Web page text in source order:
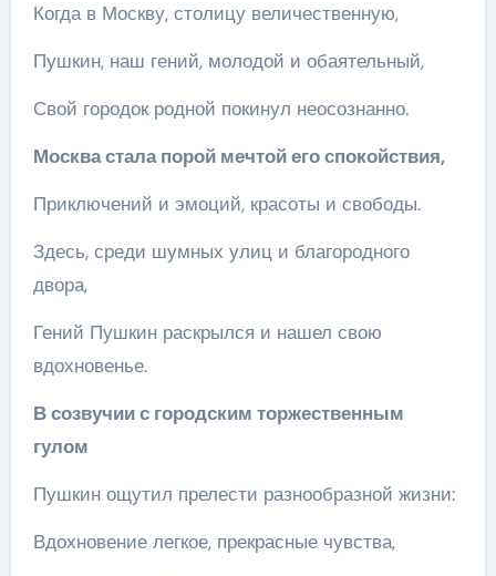
Когда в Москву, столицу величественную,
Пушкин, наш гений, молодой и обаятельный,
Свой городок родной покинул неосознанно.
Москва стала порой мечтой его спокойствия,
Приключений и эмоций, красоты и свободы.
Здесь, среди шумных улиц и благородного
двора,
Гений Пушкин раскрылся и нашел свою
вдохновенье.
В созвучии с городским торжественным
гулом
Пушкин ощутил прелести разнообразной жизни:
Вдохновение легкое, прекрасные чувства,